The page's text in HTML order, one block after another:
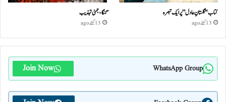
کتاب "گلستانِ عادل” پر ایک تبصرہ
13 گھنٹے ago
گنگا-جمنی تہذیب
13 گھنٹے ago
WhatsApp Group
Join Now